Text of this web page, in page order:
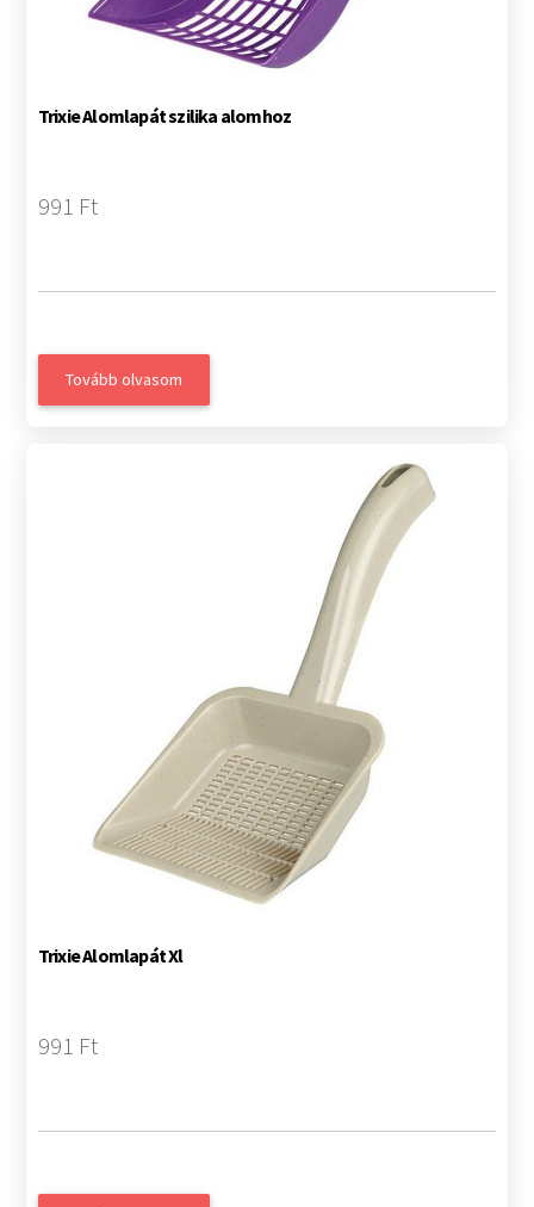
Trixie Alomlapát szilika alomhoz
991 Ft
Tovább olvasom
Trixie Alomlapát Xl
991 Ft